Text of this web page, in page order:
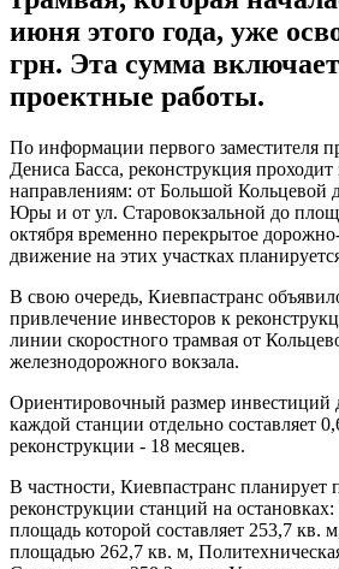
июня этого года, уже
грн. Эта сумма
проектные работы.
По информации первого заместителя
Дениса Басса, реконструкция проходит
направлениям: от Большой Кольцевой
Юры и от ул. Старовокзальной до
октября временно перекрытое
движение на этих участках
В свою очередь, Киевпастранс
привлечение инвесторов к
линии скоростного трамвая от
железнодорожного вокзала.
Ориентировочный размер инвестиций
каждой станции отдельно составляет
реконструкции - 18 месяцев.
В частности, Киевпастранс планирует
реконструкции станций на
площадь которой составляет 253,7 кв.
площадью 262,7 кв. м,